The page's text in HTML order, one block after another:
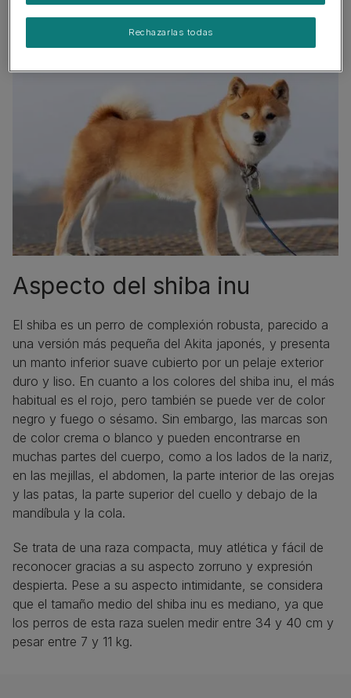
Aspecto del shiba inu
El shiba es un perro de complexión robusta, parecido a
una versión más pequeña del Akita japonés, y presenta
un manto inferior suave cubierto por un pelaje exterior
duro y liso. En cuanto a los colores del shiba inu, el más
habitual es el rojo, pero también se puede ver de color
negro y fuego o sésamo. Sin embargo, las marcas son
de color crema o blanco y pueden encontrarse en
muchas partes del cuerpo, como a los lados de la nariz,
en las mejillas, el abdomen, la parte interior de las orejas
y las patas, la parte superior del cuello y debajo de la
mandíbula y la cola.
Se trata de una raza compacta, muy atlética y fácil de
reconocer gracias a su aspecto zorruno y expresión
despierta. Pese a su aspecto intimidante, se considera
que el tamaño medio del shiba inu es mediano, ya que
los perros de esta raza suelen medir entre 34 y 40 cm y
pesar entre 7 y 11 kg.
Rechazarlas todas